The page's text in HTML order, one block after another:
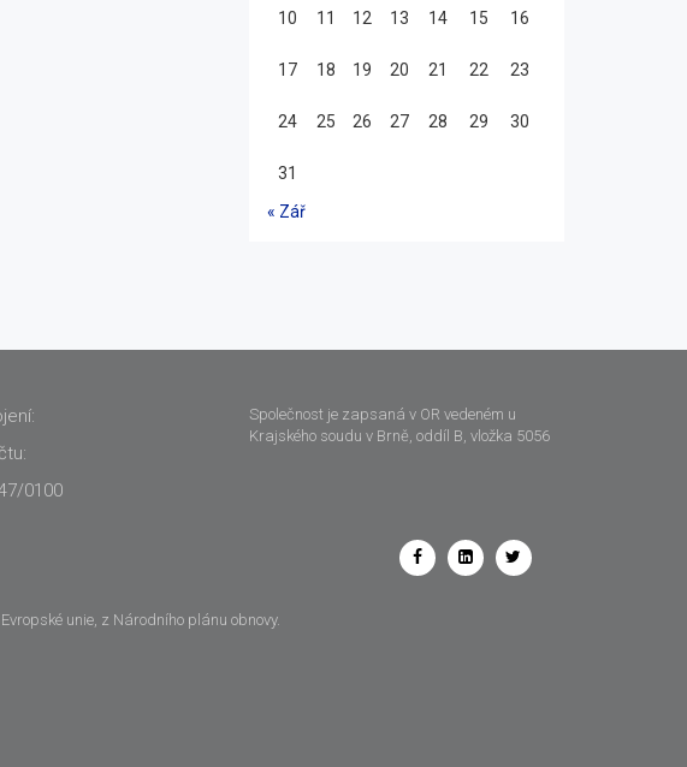
10 11 12 13 14 15 16
17 18 19 20 21 22 23
24 25 26 27 28 29 30
31
« Zář
0100
Společnost je zapsaná v OR vedeném u
Krajského soudu v Brně, oddíl B, vložka 5056
unie, z Národního plánu obnovy.